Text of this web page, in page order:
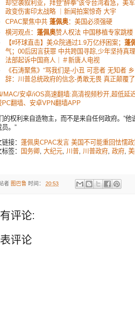
却空袭叙利亚，拜登“醉拳”该令台湾着急，美
政变伤害印太战略 ｜新闻拍案惊奇 大宇
CPAC聚焦中共 蓬佩奥：美国必须强硬
横河观点： 蓬佩奥赞人权法 中国移植专家跳楼
【#环球直击】美众院通过1.9万亿纾困案； 蓬
气；00后因言获罪 中共跨国寻踪,少年坚持真
法部起诉中国商人｜＃新唐人电视
《石涛聚焦》“骂我们是-小丑 可悲者 无知者
辞：川普总统政府的信念-勇敢无畏 真正颠覆
MAC/安卓/iOS高速翻墙:高清视频秒开,超低延
PC翻墙、安卓VPN翻墙APP
的权利来自造物主，而不是来自任何政府。”
员。”
接： 蓬佩奥CPAC发言 美国不可能重回怯懦
签：
国务卿 大纪元 川普 川普政府 政府
者 图巴鲁 时间： 20:53
评论:
评论